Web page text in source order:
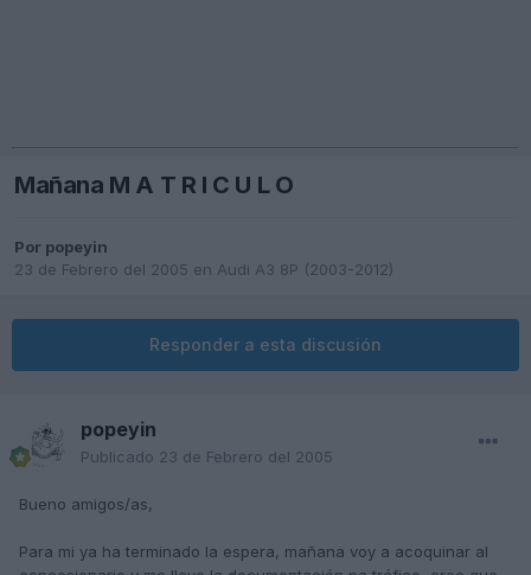
Mañana M A T R I C U L O
Por popeyin
23 de Febrero del 2005 en Audi A3 8P (2003-2012)
Responder a esta discusión
popeyin
Publicado 23 de Febrero del 2005
Bueno amigos/as,
Para mi ya ha terminado la espera, mañana voy a acoquinar al